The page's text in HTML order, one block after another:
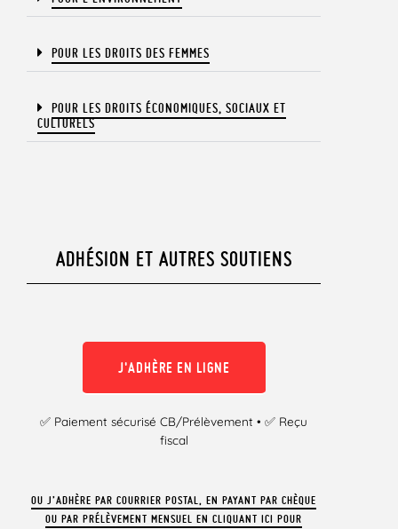
POUR LES DROITS DES FEMMES
POUR LES DROITS ÉCONOMIQUES, SOCIAUX ET
CULTURELS​
ADHÉSION ET AUTRES SOUTIENS
J'ADHÈRE EN LIGNE
✅ Paiement sécurisé CB/Prélèvement • ✅ Reçu
fiscal
OU J’ADHÈRE PAR COURRIER POSTAL, EN PAYANT PAR CHÈQUE
OU PAR PRÉLÈVEMENT MENSUEL EN CLIQUANT ICI POUR